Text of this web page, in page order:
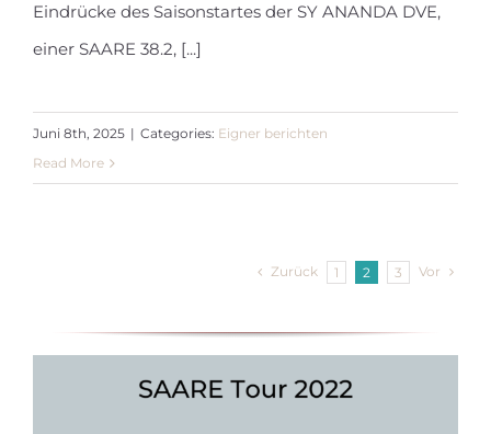
Eindrücke des Saisonstartes der SY ANANDA DVE,
einer SAARE 38.2, [...]
Juni 8th, 2025 | Categories: Eigner berichten
Read More
Zurück 1 2 3 Vor